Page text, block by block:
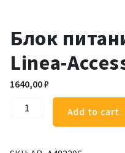
Блок
Linea-
1640,00₽
Блок
Lamp
Add to cart